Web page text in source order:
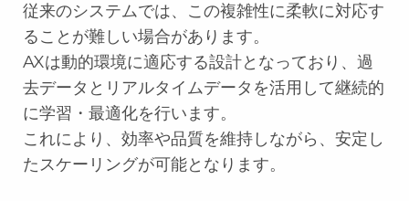
従来のシステムでは、この複雑性に柔軟に対応す
ることが難しい場合があります。
AXは動的環境に適応する設計となっており、過
去データとリアルタイムデータを活用して継続的
に学習・最適化を行います。
これにより、効率や品質を維持しながら、安定し
たスケーリングが可能となります。